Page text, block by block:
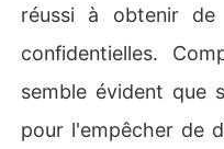
réussi à obtenir de
confidentielles.
semble évident que
pour l'empêcher de